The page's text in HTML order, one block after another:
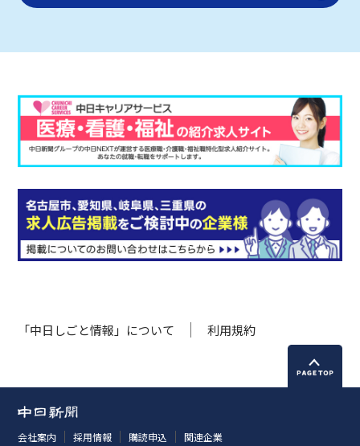
「中日しごと情報」について 利用規約
会社案内 採用情報 購読申込 関連企業